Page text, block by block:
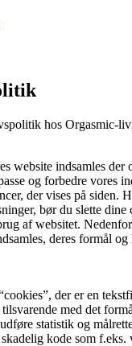
hos Orgasmic-
website indsamles der
og forbedre vores
der vises på siden.
bør du slette
af websitet.
deres formål
der er en
med det
statistik og
kode som f.eks.